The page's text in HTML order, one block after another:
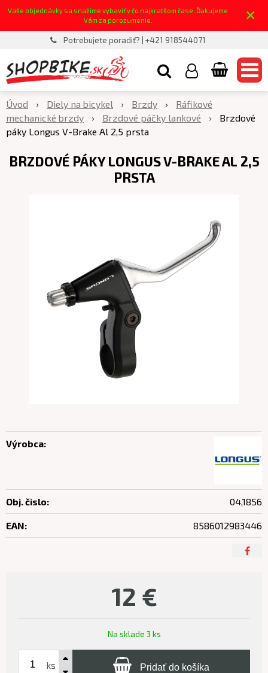
Vaše objednávky sa snažíme vybaviť v čo najkratšom čase. Ďakujeme
Vám za porozumenie.
×
Potrebujete poradiť? | +421 918544071
Úvod Diely na bicykel Brzdy
Ráfikové
mechanické brzdy
Brzdové páčky lankové
Brzdové
páky Longus V-Brake Al 2,5 prsta
BRZDOVÉ PÁKY LONGUS V-BRAKE AL 2,5
PRSTA
12 €
Na sklade 3 ks
ks Pridať do košíka
Výrobca:
Obj. čislo: 04,1856
EAN: 8586012983446